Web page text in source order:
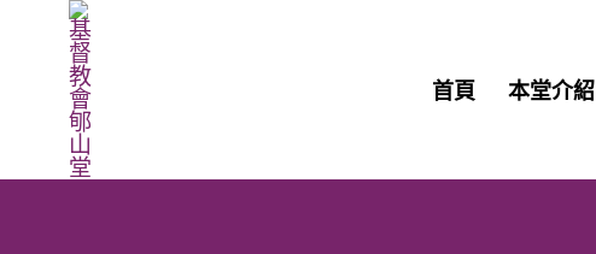
首頁 本堂介紹